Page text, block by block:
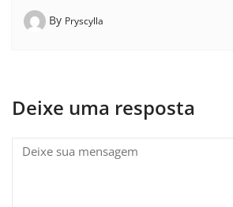
By Pryscylla
Deixe uma resposta